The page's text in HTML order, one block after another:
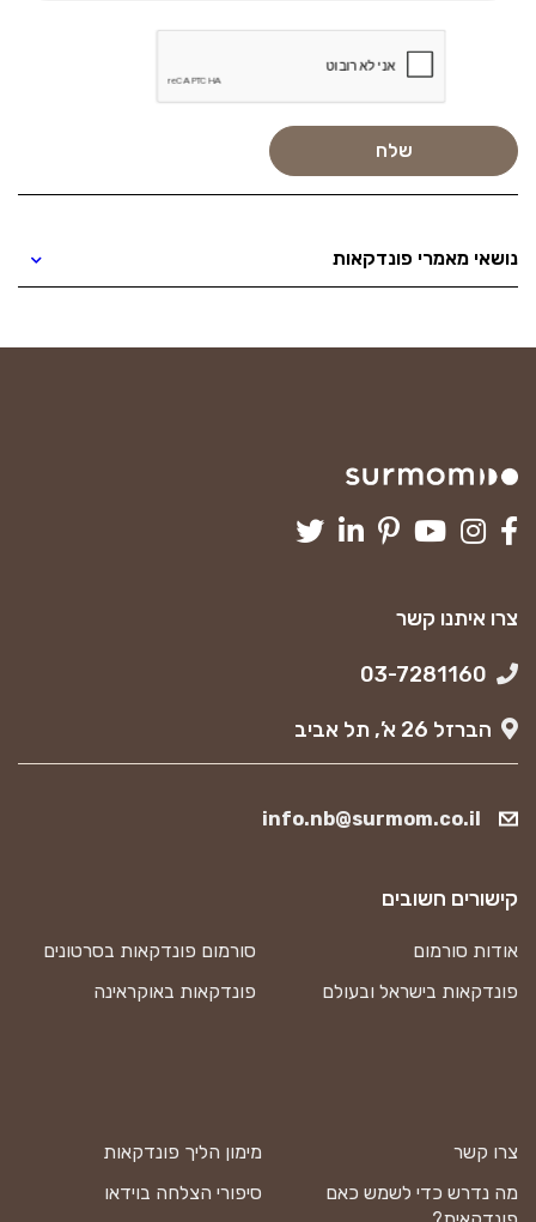
נושאי מאמרי פונדקאות
צרו איתנו קשר
הברזל 26 א’, תל אביב
info.nb@surmom.co.il
צרו קשר
מה נדרש כדי לשמש כאם
מימון הליך פונדקאות
סיפורי הצלחה בוידאו
קישורים חשובים
אודות סורמום
סורמום פונדקאות בסרטונים
פונדקאות בישראל ובעולם
פונדקאות באוקראינה